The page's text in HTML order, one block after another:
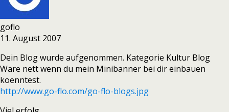
goflo
11. August 2007
Dein Blog wurde aufgenommen. Kategorie Kultur Blog
Ware nett wenn du mein Minibanner bei dir einbauen
koenntest.
http://www.go-flo.com/go-flo-blogs.jpg